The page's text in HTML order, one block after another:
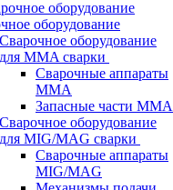
оборудование
Сварочное оборудование
для MMA сварки
Сварочные аппараты
MMA
Запасные части MMA
Сварочное оборудование
для MIG/MAG сварки
Сварочные аппараты
MIG/MAG